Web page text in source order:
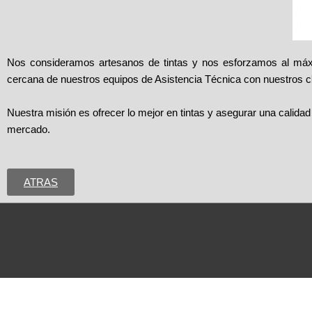
Nos consideramos artesanos de tintas y nos esforzamos al
cercana de nuestros equipos de Asistencia Técnica con nuestros
Nuestra misión es ofrecer lo mejor en tintas y asegurar una
mercado.
ATRAS